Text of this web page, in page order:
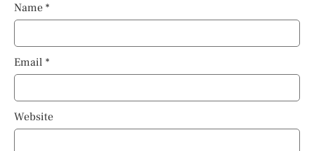
Name *
Email *
Website